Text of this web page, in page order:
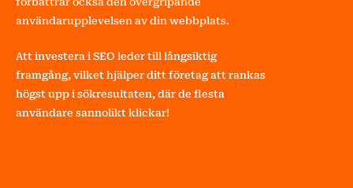
användarupplevelsen av din webbplats.
Att investera i SEO leder till långsiktig
framgång, vilket hjälper ditt företag att rankas
högst upp i sökresultaten, där de flesta
användare sannolikt klickar!